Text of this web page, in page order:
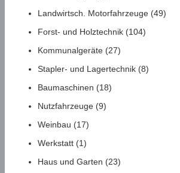
Landwirtsch. Motorfahrzeuge (49)
Forst- und Holztechnik (104)
Kommunalgeräte (27)
Stapler- und Lagertechnik (8)
Baumaschinen (18)
Nutzfahrzeuge (9)
Weinbau (17)
Werkstatt (1)
Haus und Garten (23)